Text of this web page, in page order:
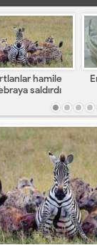
hamile
saldırdı